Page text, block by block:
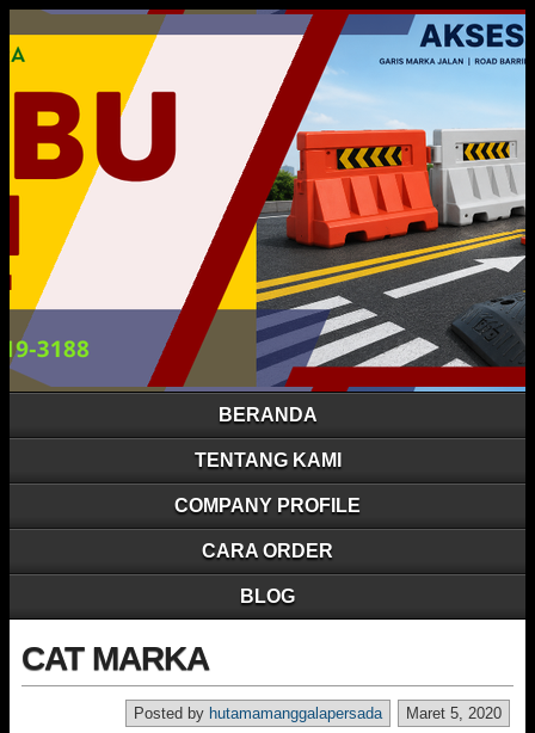
BERANDA
TENTANG KAMI
COMPANY PROFILE
CARA ORDER
BLOG
CAT MARKA
Maret 5, 2020
Posted by hutamamanggalapersada